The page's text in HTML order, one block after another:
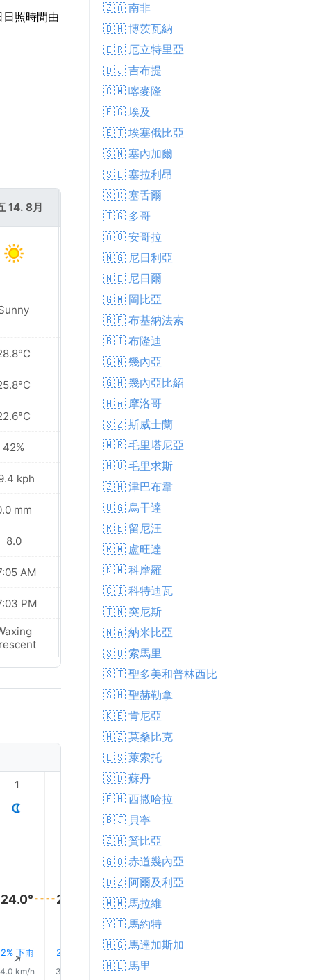
照時間由
14. 8月
42%
kph
mm
8.0
AM
PM
29.3°C
26.0°C
22.9°C
44%
20.5 kph
0.0 mm
8.0
07:05 AM
07:02 PM
Waxing
Crescent
1
24.0°
2% 下雨
↑
4.0 km/h
24.0°
2% 下雨
3.0 km/h
3
24.0°
2% 下雨
↑
2.0 km/h
2% 下雨
🇿🇦 南非
🇧🇼 博茨瓦納
🇪🇷 厄立特里亞
🇩🇯 吉布提
🇨🇲 喀麥隆
🇪🇬 埃及
🇪🇹 埃塞俄比亞
🇸🇳 塞內加爾
🇸🇱 塞拉利昂
🇸🇨 塞舌爾
🇹🇬 多哥
🇦🇴 安哥拉
🇳🇬 尼日利亞
🇳🇪 尼日爾
🇬🇲 岡比亞
🇧🇫 布基納法索
🇧🇮 布隆迪
🇬🇳 幾內亞
🇬🇼 幾內亞比紹
🇲🇦 摩洛哥
🇸🇿 斯威士蘭
🇲🇷 毛里塔尼亞
🇲🇺 毛里求斯
🇿🇼 津巴布韋
🇺🇬 烏干達
🇷🇪 留尼汪
🇷🇼 盧旺達
🇰🇲 科摩羅
🇨🇮 科特迪瓦
🇹🇳 突尼斯
🇳🇦 納米比亞
🇸🇴 索馬里
🇸🇹 聖多美和普林西比
🇸🇭 聖赫勒拿
🇰🇪 肯尼亞
🇲🇿 莫桑比克
🇱🇸 萊索托
🇸🇩 蘇丹
🇪🇭 西撒哈拉
🇧🇯 貝寧
🇿🇲 贊比亞
🇬🇶 赤道幾內亞
🇩🇿 阿爾及利亞
🇲🇼 馬拉維
🇾🇹 馬約特
🇲🇬 馬達加斯加
🇲🇱 馬里